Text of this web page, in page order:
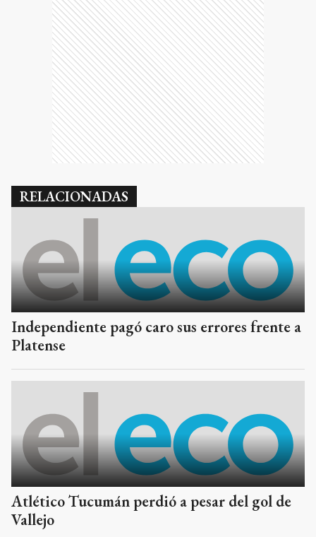
RELACIONADAS
Independiente pagó caro sus errores frente a
Platense
Atlético Tucumán perdió a pesar del gol de
Vallejo